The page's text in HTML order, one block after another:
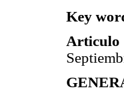
Key